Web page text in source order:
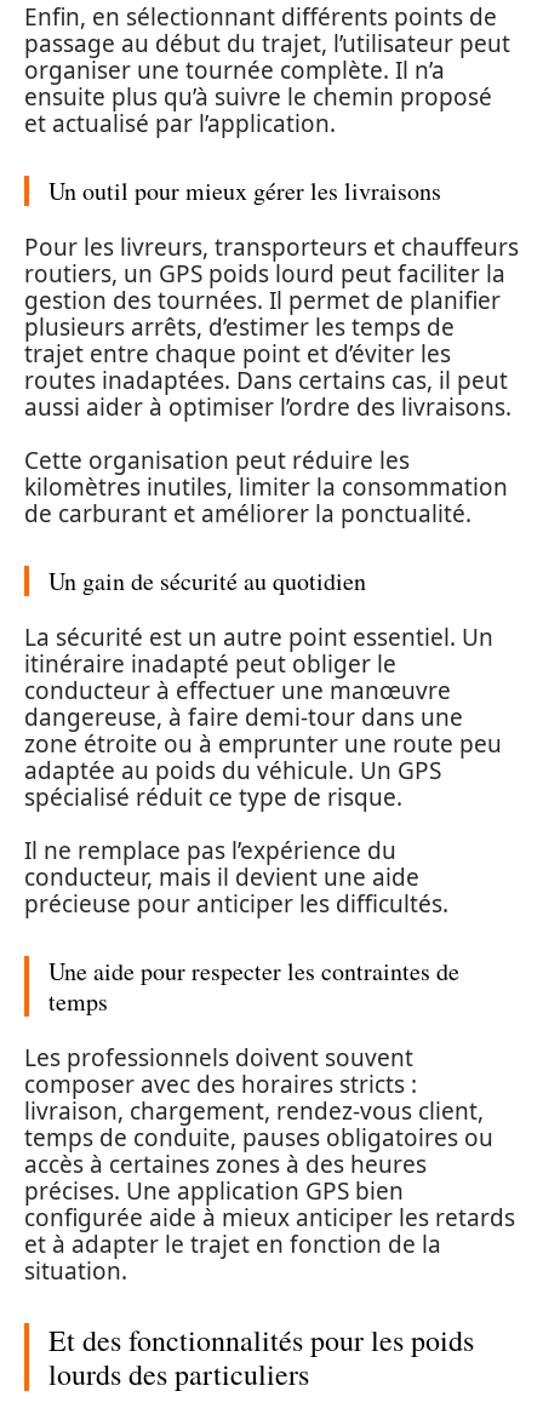
Enfin, en sélectionnant différents points de
passage au début du trajet, l’utilisateur peut
organiser une tournée complète. Il n’a
ensuite plus qu’à suivre le chemin proposé
et actualisé par l’application.
Un outil pour mieux gérer les livraisons
Pour les livreurs, transporteurs et chauffeurs
routiers, un GPS poids lourd peut faciliter la
gestion des tournées. Il permet de planifier
plusieurs arrêts, d’estimer les temps de
trajet entre chaque point et d’éviter les
routes inadaptées. Dans certains cas, il peut
aussi aider à optimiser l’ordre des livraisons.
Cette organisation peut réduire les
kilomètres inutiles, limiter la consommation
de carburant et améliorer la ponctualité.
Un gain de sécurité au quotidien
La sécurité est un autre point essentiel. Un
itinéraire inadapté peut obliger le
conducteur à effectuer une manœuvre
dangereuse, à faire demi-tour dans une
zone étroite ou à emprunter une route peu
adaptée au poids du véhicule. Un GPS
spécialisé réduit ce type de risque.
Il ne remplace pas l’expérience du
conducteur, mais il devient une aide
précieuse pour anticiper les difficultés.
Une aide pour respecter les contraintes de
temps
Les professionnels doivent souvent
composer avec des horaires stricts :
livraison, chargement, rendez-vous client,
temps de conduite, pauses obligatoires ou
accès à certaines zones à des heures
précises. Une application GPS bien
configurée aide à mieux anticiper les retards
et à adapter le trajet en fonction de la
situation.
Et des fonctionnalités pour les poids
lourds des particuliers